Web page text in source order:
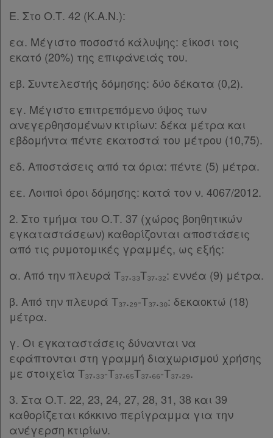
Ε. Στο Ο.Τ. 42 (Κ.Α.Ν.):
εα. Μέγιστο ποσοστό κάλυψης: είκοσι τοις
εκατό (20%) της επιφάνειάς του.
εβ. Συντελεστής δόμησης: δύο δέκατα (0,2).
εγ. Μέγιστο επιτρεπόμενο ύψος των
ανεγερθησομένων κτιρίων: δέκα μέτρα και
εβδομήντα πέντε εκατοστά του μέτρου (10,75).
εδ. Αποστάσεις από τα όρια: πέντε (5) μέτρα.
εε. Λοιποί όροι δόμησης: κατά τον ν. 4067/2012.
2. Στο τμήμα του Ο.Τ. 37 (χώρος βοηθητικών
εγκαταστάσεων) καθορίζονται αποστάσεις
από τις ρυμοτομικές γραμμές, ως εξής:
α. Από την πλευρά Τ₃₇.₃₃Τ₃₇.₃₂: εννέα (9) μέτρα.
β. Από την πλευρά Τ₃₇.₂₉-Τ₃₇.₃₀: δεκαοκτώ (18)
μέτρα.
γ. Οι εγκαταστάσεις δύνανται να
εφάπτονται στη γραμμή διαχωρισμού χρήσης
με στοιχεία Τ₃₇.₃₃-Τ₃₇.₆₅Τ₃₇.₆₆-Τ₃₇.₂₉.
3. Στα Ο.Τ. 22, 23, 24, 27, 28, 31, 38 και 39
καθορίζεται κόκκινο περίγραμμα για την
ανέγερση κτιρίων.